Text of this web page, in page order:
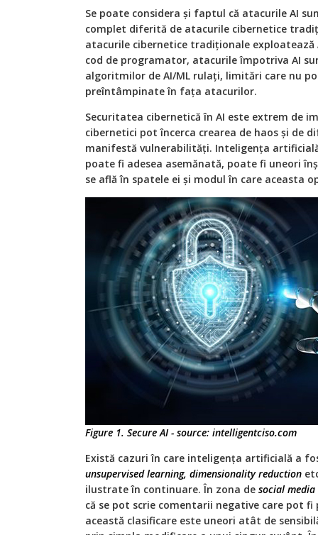
Se poate considera și faptul că atacurile AI
complet diferită de atacurile cibernetice
atacurile cibernetice tradiţionale exploatează
cod de programator, atacurile împotriva AI
algoritmilor de AI/ML rulaţi, limitări care nu
preîntâmpinate în faţa atacurilor.
Securitatea cibernetică în AI este extrem de
cibernetici pot încerca crearea de haos și de
manifestă vulnerabilităţi. Inteligenţa
poate fi adesea asemănată, poate fi uneori
se află în spatele ei și modul în care aceasta
Figure 1. Secure AI - source: intelligentciso.com
Există cazuri în care inteligenţa artificială a
unsupervised learning, dimensionality reduction
ilustrate în continuare. În zona de social
că se pot scrie comentarii negative care pot
această clasificare este uneori atât de